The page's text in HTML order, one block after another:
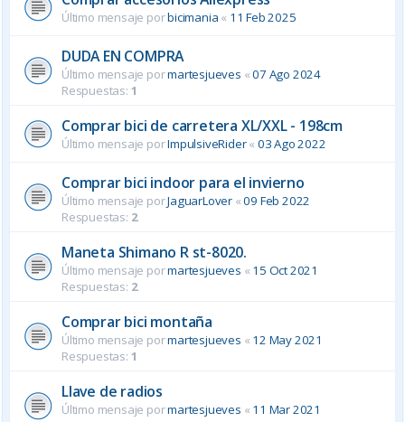
Último mensaje porbicimania « 11 Feb 2025
DUDA EN COMPRA
Último mensaje pormartesjueves «07 Ago 2024
Respuestas: 1
Comprar bici de carretera XL/XXL - 198cm
Último mensaje porImpulsiveRider« 03 Ago 2022
Comprar bici indoor para el invierno
Último mensaje porJaguarLover «09 Feb 2022
Respuestas: 2
Maneta Shimano R st-8020.
Último mensaje pormartesjueves « 15 Oct 2021
Respuestas: 2
Comprar bici montaña
Último mensaje pormartesjueves « 12 May 2021
Respuestas: 1
Llave de radios
Último mensaje pormartesjueves « 11 Mar 2021